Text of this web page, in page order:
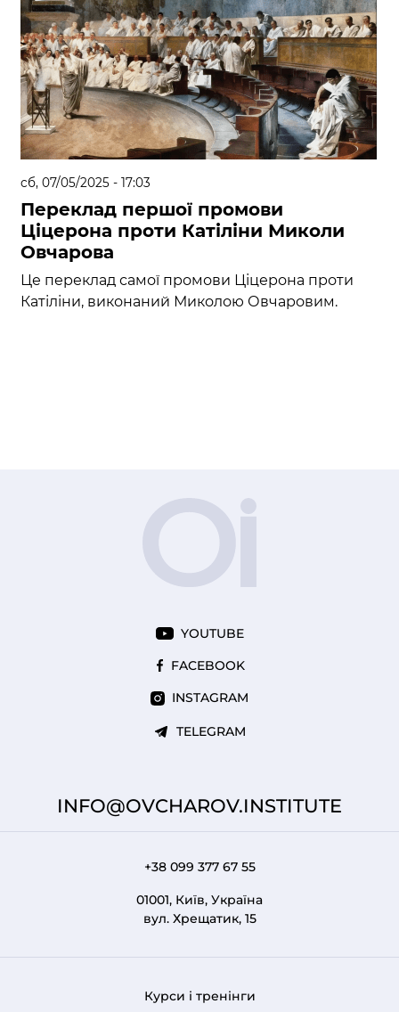
сб, 07/05/2025 - 17:03
Переклад першої промови
Ціцерона проти Катіліни Миколи
Овчарова
Це переклад самої промови Ціцерона проти
Катіліни, виконаний Миколою Овчаровим.
YOUTUBE
FACEBOOK
INSTAGRAM
TELEGRAM
INFO@OVCHAROV.INSTITUTE
+38 099 377 67 55
01001, Київ, Україна
вул. Хрещатик, 15
Курси і тренінги